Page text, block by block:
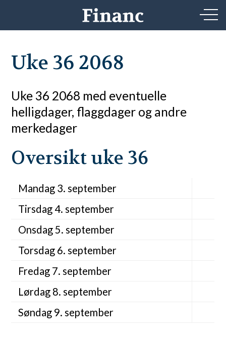
Uke 36 2068
Uke 36 2068 med eventuelle
helligdager, flaggdager og andre
merkedager
Oversikt uke 36
Mandag 3. september
Tirsdag 4. september
Onsdag 5. september
Torsdag 6. september
Fredag 7. september
Lørdag 8. september
Søndag 9. september